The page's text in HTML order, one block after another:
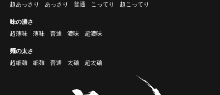
超あっさり
あっさり 普通 こってり 超こってり
味の濃さ
超薄味
薄味 普通 濃味 超濃味
麺の太さ
超細麺
細麺 普通 太麺 超太麺